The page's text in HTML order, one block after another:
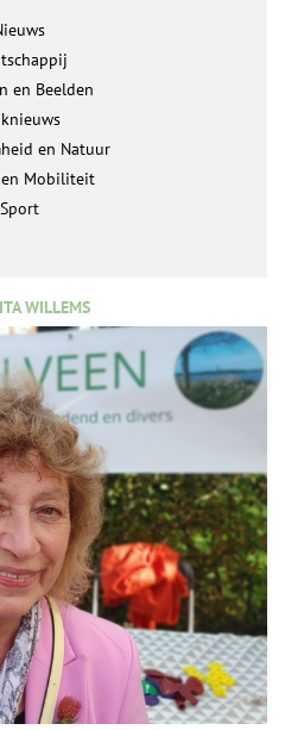
en Beelden
en Natuur
en Mobiliteit
Sport
WILLEMS